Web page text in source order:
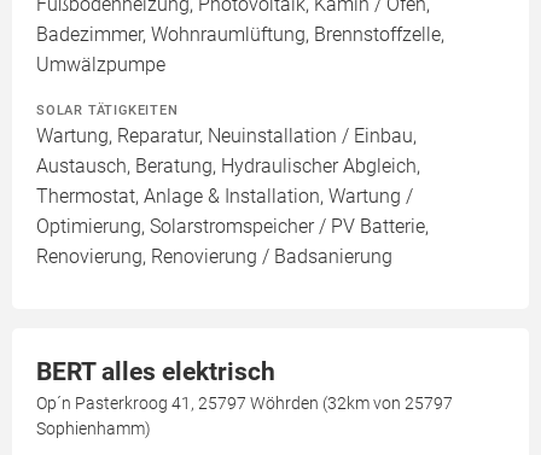
Badezimmer, Wohnraumlüftung, Brennstoffzelle,
Umwälzpumpe
SOLAR TÄTIGKEITEN
Wartung, Reparatur, Neuinstallation / Einbau,
Austausch, Beratung, Hydraulischer Abgleich,
Thermostat, Anlage & Installation, Wartung /
Optimierung, Solarstromspeicher / PV Batterie,
Renovierung, Renovierung / Badsanierung
BERT alles elektrisch
Op´n Pasterkroog 41, 25797 Wöhrden (32km von 25797
Sophienhamm)